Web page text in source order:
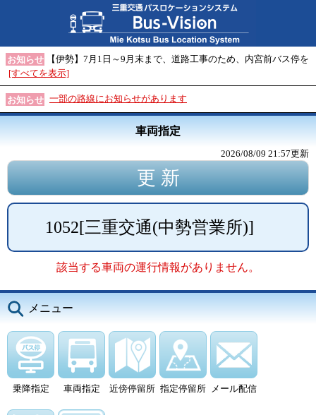
お知らせ
【伊勢】7月1日～9月末まで、道路工事のため、内宮前バス停を
[すべてを表示]
お知らせ 一部の路線にお知らせがあります
車両指定
2026/08/09 21:57更新
1052[三重交通(中勢営業所)]
該当する車両の運行情報がありません。
メニュー
乗降指定 車両指定 近傍停留所 指定停留所 メール配信